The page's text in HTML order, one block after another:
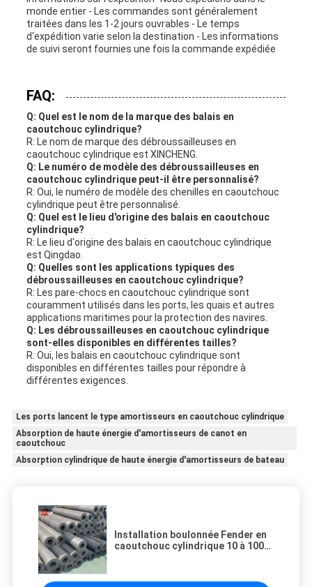
monde entier - Les commandes sont généralement
traitées dans les 1-2 jours ouvrables - Le temps
d'expédition varie selon la destination - Les informations
de suivi seront fournies une fois la commande expédiée
FAQ:
Q: Quel est le nom de la marque des balais en
caoutchouc cylindrique?
R: Le nom de marque des débroussailleuses en
caoutchouc cylindrique est XINCHENG.
Q: Le numéro de modèle des débroussailleuses en
caoutchouc cylindrique peut-il être personnalisé?
R: Oui, le numéro de modèle des chenilles en caoutchouc
cylindrique peut être personnalisé.
Q: Quel est le lieu d'origine des balais en caoutchouc
cylindrique?
R: Le lieu d'origine des balais en caoutchouc cylindrique
est Qingdao.
Q: Quelles sont les applications typiques des
débroussailleuses en caoutchouc cylindrique?
R: Les pare-chocs en caoutchouc cylindrique sont
couramment utilisés dans les ports, les quais et autres
applications maritimes pour la protection des navires.
Q: Les débroussailleuses en caoutchouc cylindrique
sont-elles disponibles en différentes tailles?
R: Oui, les balais en caoutchouc cylindrique sont
disponibles en différentes tailles pour répondre à
différentes exigences.
Les ports lancent le type amortisseurs en caoutchouc cylindrique
Absorption de haute énergie d'amortisseurs de canot en
caoutchouc
Absorption cylindrique de haute énergie d'amortisseurs de bateau
Installation boulonnée Fender en
caoutchouc cylindrique 10 à 1000
applications portuaires et de quai